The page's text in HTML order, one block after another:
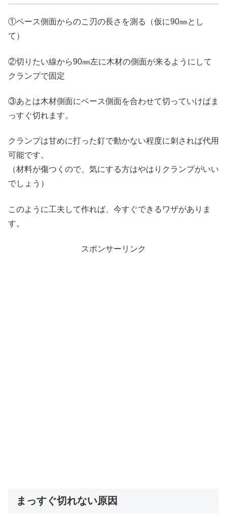
①ベース側面からのこ刃の長さを測る（仮に90㎜とし
て）
②切りたい線から90㎜左に木材の側面が来るようにして
クランプで固定
③あとは木材側面にベース側面を合わせて切っていけばま
っすぐ切れます。
クランプは甘めに打った釘で動かない程度に刺されば代用
可能です。
（材料が傷つくので、気にする方はやはりクランプがいい
でしょう）
このように工夫して作れば、今すぐできるワザがありま
す。
スポンサーリンク
まっすぐ切れない原因